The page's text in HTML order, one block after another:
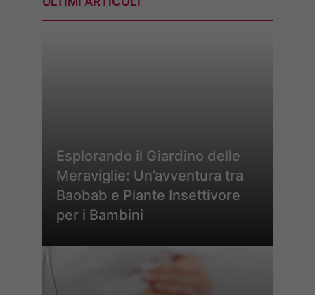
Esplorando il Giardino delle
Meraviglie: Un’avventura tra
Baobab e Piante Insettivore
per i Bambini